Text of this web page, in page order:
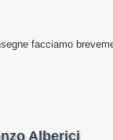
facciamo
Alberici